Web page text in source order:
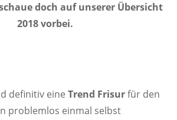
doch auf unserer Übersicht
2018 vorbei.
definitiv eine Trend Frisurfür den
problemlos einmal selbst